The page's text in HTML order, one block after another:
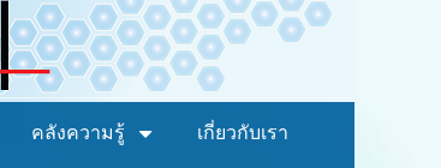
คลังความรู้ เกี่ยวกับเรา